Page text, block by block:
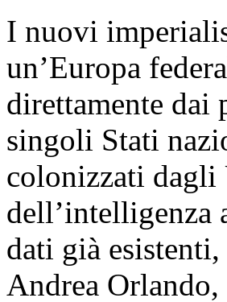
I nuovi
un’Europa
direttamente dai
singoli Stati
colonizzati dagli
dell’intelligenza
dati già
Andrea